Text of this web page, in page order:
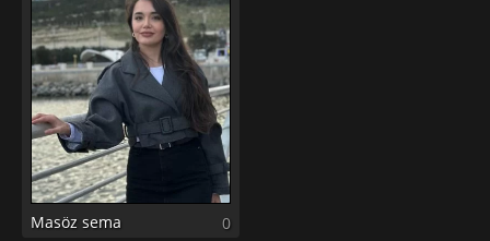
Masöz sema 0